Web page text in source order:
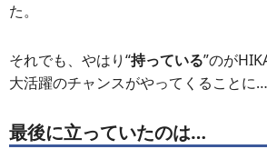
た。
それでも、やはり“持っている”のが
大活躍のチャンスがやってくることに…
最後に立っていたのは…